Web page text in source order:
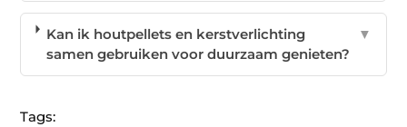
Kan ik houtpellets en kerstverlichting
samen gebruiken voor duurzaam genieten?
▼
Tags: